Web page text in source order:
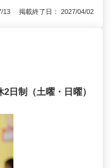
13 掲載終了日： 2027/04/02
制（土曜・日曜）